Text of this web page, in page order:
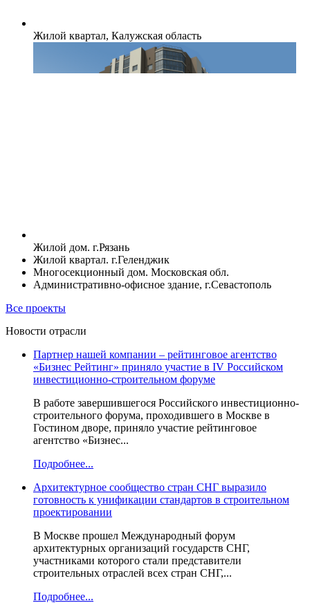
Жилой квартал, Калужская область
Жилой дом. г.Рязань
Жилой квартал. г.Геленджик
Многосекционный дом. Московская обл.
Административно-офисное здание, г.Севастополь
Все проекты
Новости отрасли
Партнер нашей компании – рейтинговое агентство
«Бизнес Рейтинг» приняло участие в IV Российском
инвестиционно-строительном форуме
В работе завершившегося Российского инвестиционно-
строительного форума, проходившего в Москве в
Гостином дворе, приняло участие рейтинговое
агентство «Бизнес...
Подробнее...
Архитектурное сообщество стран СНГ выразило
готовность к унификации стандартов в строительном
проектировании
В Москве прошел Международный форум
архитектурных организаций государств СНГ,
участниками которого стали представители
строительных отраслей всех стран СНГ,...
Подробнее...